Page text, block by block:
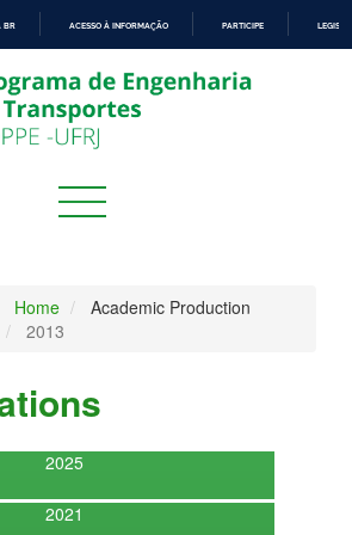
PARA
O
CONTEÚDO
BR ACESSO À INFORMAÇÃO PARTICIPE
Home
Academic Production
2013
2025
2021